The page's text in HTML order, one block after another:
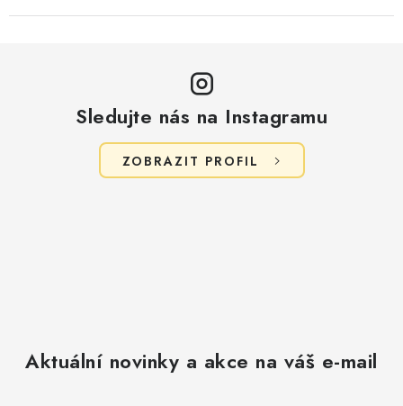
Sledujte nás na Instagramu
ZOBRAZIT PROFIL
Aktuální novinky a akce na váš e-mail